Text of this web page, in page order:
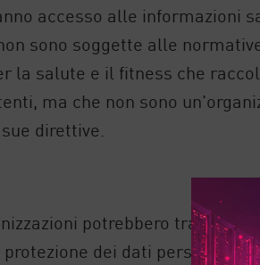
accesso alle informazioni
sono soggette alle
la salute e il fitness che
ma che non sono
direttive.
potrebbero trarne
dei dati personali e